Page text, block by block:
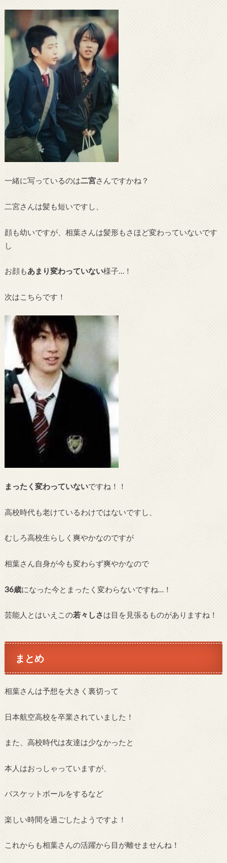
一緒に写っているのは二宮さんですかね？
二宮さんは髪も短いですし、
顔も幼いですが、相葉さんは髪形もさほど変わっていないです
し
お顔もあまり変わっていない様子…！
次はこちらです！
まったく変わっていないですね！！
高校時代も老けているわけではないですし、
むしろ高校生らしく爽やかなのですが
相葉さん自身が今も変わらず爽やかなので
36歳になった今とまったく変わらないですね…！
芸能人とはいえこの若々しさは目を見張るものがありますね！
まとめ
相葉さんは予想を大きく裏切って
日本航空高校を卒業されていました！
また、高校時代は友達は少なかったと
本人はおっしゃっていますが、
バスケットボールをするなど
楽しい時間を過ごしたようですよ！
これからも相葉さんの活躍から目が離せませんね！